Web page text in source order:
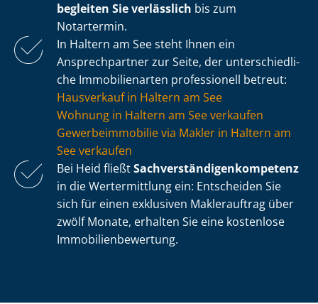
begleiten Sie verlässlich bis zum
Notartermin.
In Haltern am See steht Ihnen ein
Ansprechpartner zur Seite, der un­ter­schied­li­
che Immobilienarten professionell betreut:
Hausverkauf in Haltern am See
Wohnung in Haltern am See verkaufen
Ge­wer­be­im­mo­bi­lie via Makler in Haltern am
See verkaufen
Bei Heid fließtSach­ver­stän­di­gen­kom­pe­tenz
in die Wertermittlung ein: Entscheiden Sie
sich für einen exklusiven Maklerauftrag über
zwölf Monate, erhalten Sie eine kostenlose
Im­mo­bi­li­en­be­wer­tung.